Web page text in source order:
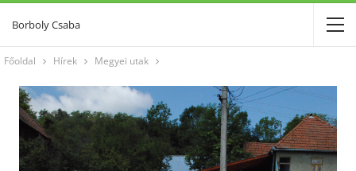
Borboly Csaba
Főoldal Hírek Megyei utak